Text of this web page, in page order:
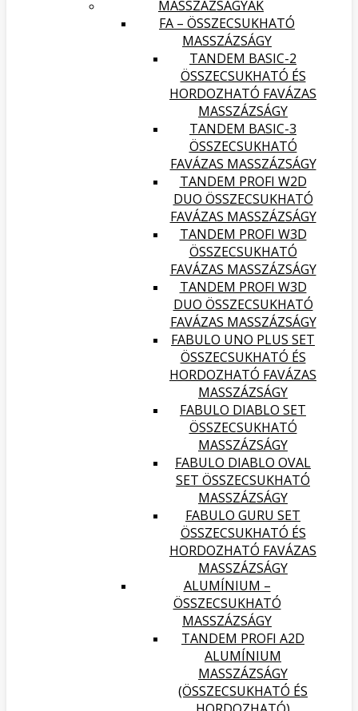
MASSZÁZSÁGYAK
FA – ÖSSZECSUKHATÓ
MASSZÁZSÁGY
TANDEM BASIC-2
ÖSSZECSUKHATÓ ÉS
HORDOZHATÓ FAVÁZAS
MASSZÁZSÁGY
TANDEM BASIC-3
ÖSSZECSUKHATÓ
FAVÁZAS MASSZÁZSÁGY
TANDEM PROFI W2D
DUO ÖSSZECSUKHATÓ
FAVÁZAS MASSZÁZSÁGY
TANDEM PROFI W3D
ÖSSZECSUKHATÓ
FAVÁZAS MASSZÁZSÁGY
TANDEM PROFI W3D
DUO ÖSSZECSUKHATÓ
FAVÁZAS MASSZÁZSÁGY
FABULO UNO PLUS SET
ÖSSZECSUKHATÓ ÉS
HORDOZHATÓ FAVÁZAS
MASSZÁZSÁGY
FABULO DIABLO SET
ÖSSZECSUKHATÓ
MASSZÁZSÁGY
FABULO DIABLO OVAL
SET ÖSSZECSUKHATÓ
MASSZÁZSÁGY
FABULO GURU SET
ÖSSZECSUKHATÓ ÉS
HORDOZHATÓ FAVÁZAS
MASSZÁZSÁGY
ALUMÍNIUM –
ÖSSZECSUKHATÓ
MASSZÁZSÁGY
TANDEM PROFI A2D
ALUMÍNIUM
MASSZÁZSÁGY
(ÖSSZECSUKHATÓ ÉS